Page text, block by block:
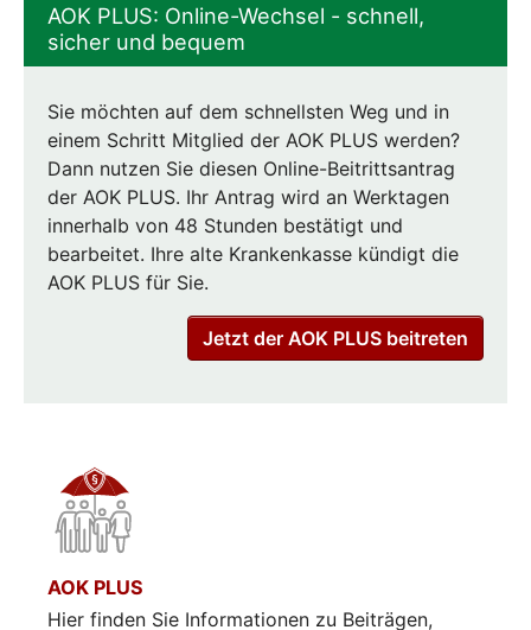
AOK PLUS: Online-Wechsel - schnell,
sicher und bequem
Sie möchten auf dem schnellsten Weg und in
einem Schritt Mitglied der AOK PLUS werden?
Dann nutzen Sie diesen Online-Beitrittsantrag
der AOK PLUS. Ihr Antrag wird an Werktagen
innerhalb von 48 Stunden bestätigt und
bearbeitet. Ihre alte Krankenkasse kündigt die
AOK PLUS für Sie.
Jetzt der AOK PLUS beitreten
AOK PLUS
Hier finden Sie Informationen zu Beiträgen,